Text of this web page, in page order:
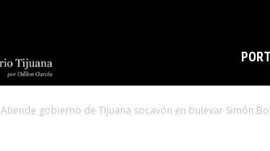
Tijuana
Atiende gobierno de Tijuana socavón en bulevar Simón